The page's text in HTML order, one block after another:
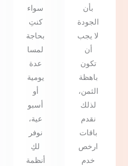
سواء
كنتِ
بحاجة
لمسا
عدة
يومية
أو
أسبو
عية،
نوفر
لكِ
أنظمة
بأن
الجودة
لا يجب
أن
تكون
باهظة
الثمن،
لذلك
نقدم
باقات
ارخص
خدم